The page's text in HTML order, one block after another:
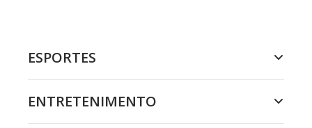
ESPORTES
ENTRETENIMENTO